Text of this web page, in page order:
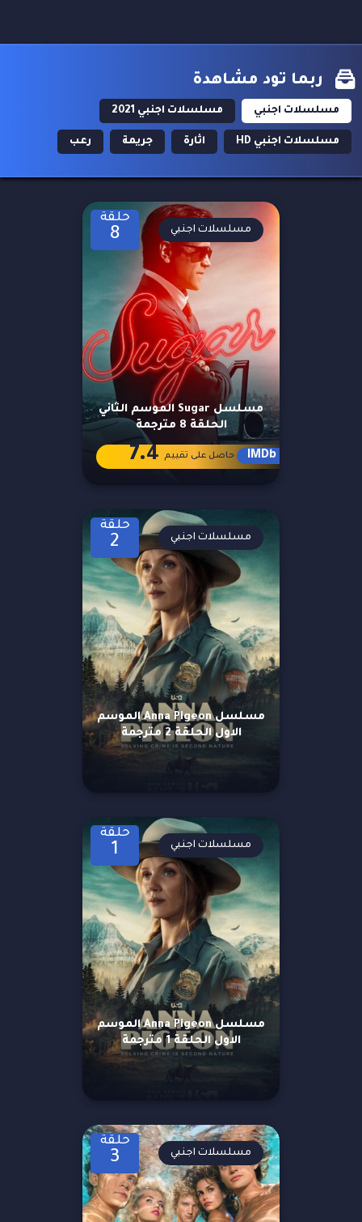
ربما تود مشاهدة
مسلسلات اجنبي مسلسلات اجنبي 2021
مسلسلات اجنبي HD اثارة جريمة رعب
حلقة
8
مسلسل Sugar الموسم الثاني
الحلقة 8 مترجمة
مسلسلات اجنبي
IMDb حاصل على تقييم 7.4
حلقة
2
مسلسل Anna Pigeon الموسم
الاول الحلقة 2 مترجمة
مسلسلات اجنبي
حلقة
1
مسلسل Anna Pigeon الموسم
الاول الحلقة 1 مترجمة
مسلسلات اجنبي
حلقة
3 مسلسلات اجنبي